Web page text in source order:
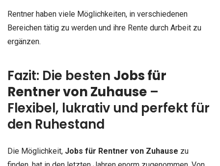
Rentner haben viele Möglichkeiten, in verschiedenen
Bereichen tätig zu werden und ihre Rente durch Arbeit zu
ergänzen.
Fazit: Die besten Jobs für
Rentner von Zuhause –
Flexibel, lukrativ und perfekt für
den Ruhestand
Die Möglichkeit, Jobs für Rentner von Zuhause zu